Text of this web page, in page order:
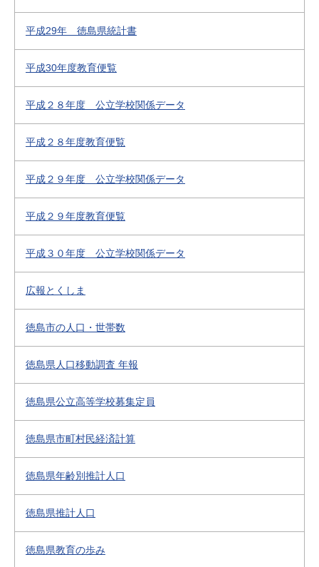
平成29年 徳島県統計書
平成30年度教育便覧
平成２８年度 公立学校関係データ
平成２８年度教育便覧
平成２９年度 公立学校関係データ
平成２９年度教育便覧
平成３０年度 公立学校関係データ
広報とくしま
徳島市の人口・世帯数
徳島県人口移動調査 年報
徳島県公立高等学校募集定員
徳島県市町村民経済計算
徳島県年齢別推計人口
徳島県推計人口
徳島県教育の歩み